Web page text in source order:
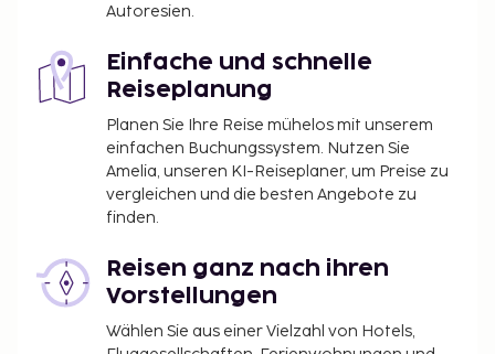
Autoresien.
Einfache und schnelle
Reiseplanung
Planen Sie Ihre Reise mühelos mit unserem
einfachen Buchungssystem. Nutzen Sie
Amelia, unseren KI-Reiseplaner, um Preise zu
vergleichen und die besten Angebote zu
finden.
Reisen ganz nach ihren
Vorstellungen
Wählen Sie aus einer Vielzahl von Hotels,